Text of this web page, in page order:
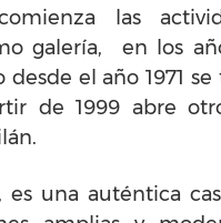
las
galería, en los
el año 1971 se
de 1999 abre
es una auténtica